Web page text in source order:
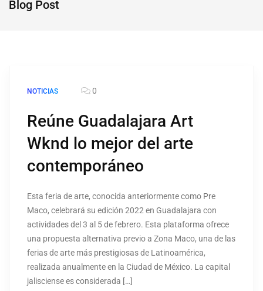
Blog Post
NOTICIAS 0
Reúne Guadalajara Art
Wknd lo mejor del arte
contemporáneo
Esta feria de arte, conocida anteriormente como Pre
Maco, celebrará su edición 2022 en Guadalajara con
actividades del 3 al 5 de febrero. Esta plataforma ofrece
una propuesta alternativa previo a Zona Maco, una de las
ferias de arte más prestigiosas de Latinoamérica,
realizada anualmente en la Ciudad de México. La capital
jalisciense es considerada […]